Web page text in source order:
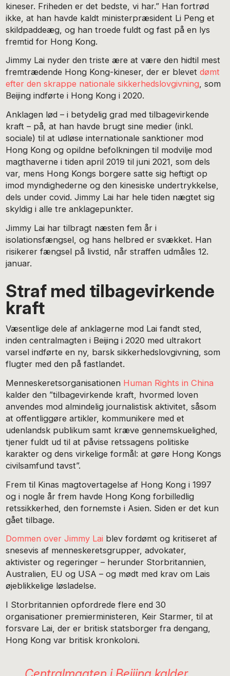
kineser. Friheden er det bedste, vi har.” Han fortrød
ikke, at han havde kaldt ministerpræsident Li Peng et
skildpaddeæg, og han troede fuldt og fast på en lys
fremtid for Hong Kong.
Jimmy Lai nyder den triste ære at være den hidtil mest
fremtrædende Hong Kong-kineser, der er blevetdømt
efter den skrappe nationale sikkerhedslovgivning, som
Beijing indførte i Hong Kong i 2020.
Anklagen lød – i betydelig grad med tilbagevirkende
kraft – på, at han havde brugt sine medier (inkl.
sociale) til at udløse internationale sanktioner mod
Hong Kong og opildne befolkningen til modvilje mod
magthaverne i tiden april 2019 til juni 2021, som dels
var, mens Hong Kongs borgere satte sig heftigt op
imod myndighederne og den kinesiske undertrykkelse,
dels under covid. Jimmy Lai har hele tiden nægtet sig
skyldig i alle tre anklagepunkter.
Jimmy Lai har tilbragt næsten fem år i
isolationsfængsel, og hans helbred er svækket. Han
risikerer fængsel på livstid, når straffen udmåles 12.
januar.
Straf med tilbagevirkende
kraft
Væsentlige dele af anklagerne mod Lai fandt sted,
inden centralmagten i Beijing i 2020 med ultrakort
varsel indførte en ny, barsk sikkerhedslovgivning, som
flugter med den på fastlandet.
Menneskeretsorganisationen Human Rights in China
kalder den ”tilbagevirkende kraft, hvormed loven
anvendes mod almindelig journalistisk aktivitet, såsom
at offentliggøre artikler, kommunikere med et
udenlandsk publikum samt kræve gennemskuelighed,
tjener fuldt ud til at påvise retssagens politiske
karakter og dens virkelige formål: at gøre Hong Kongs
civilsamfund tavst”.
Frem til Kinas magtovertagelse af Hong Kong i 1997
og i nogle år frem havde Hong Kong forbilledlig
retssikkerhed, den fornemste i Asien. Siden er det kun
gået tilbage.
Dommen over Jimmy Lai blev fordømt og kritiseret af
snesevis af menneskeretsgrupper, advokater,
aktivister og regeringer – herunder Storbritannien,
Australien, EU og USA – og mødt med krav om Lais
øjeblikkelige løsladelse.
I Storbritannien opfordrede flere end 30
organisationer premierministeren, Keir Starmer, til at
forsvare Lai, der er britisk statsborger fra dengang,
Hong Kong var britisk kronkoloni.